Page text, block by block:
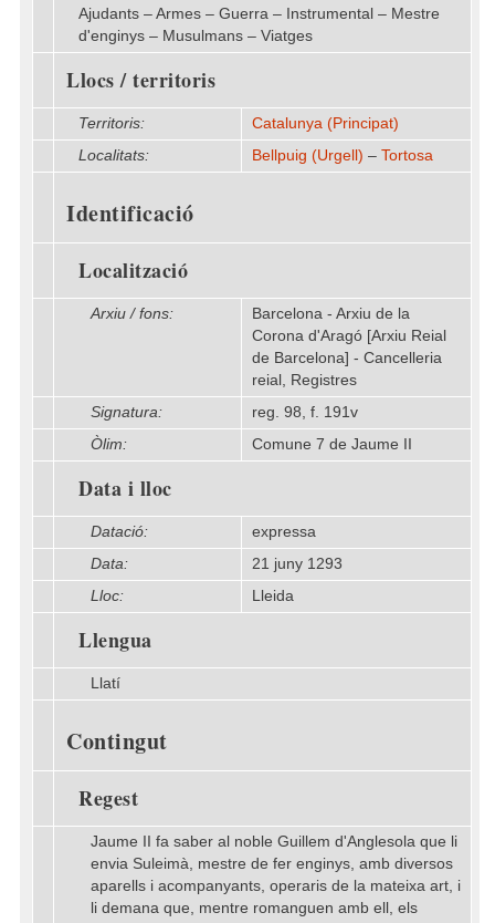
Ajudants – Armes – Guerra – Instrumental – Mestre
d'enginys – Musulmans – Viatges
Llocs / territoris
Territoris:
Catalunya (Principat)
Localitats:
Bellpuig (Urgell) – Tortosa
Identificació
Localització
Arxiu / fons:
Barcelona - Arxiu de la
Corona d'Aragó [Arxiu Reial
de Barcelona] - Cancelleria
reial, Registres
Signatura:
reg. 98, f. 191v
Òlim:
Comune 7 de Jaume II
Data i lloc
Datació:
expressa
Data:
21 juny 1293
Lloc:
Lleida
Llengua
Llatí
Contingut
Regest
Jaume II fa saber al noble Guillem d'Anglesola que li
envia Suleimà, mestre de fer enginys, amb diversos
aparells i acompanyants, operaris de la mateixa art, i
li demana que, mentre romanguen amb ell, els